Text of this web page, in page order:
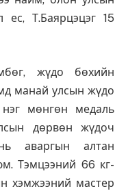
ес, Т.Баярцэцэг 15
жүдо бөхийн
манай улсын жүдо
мөнгөн медаль
дөрвөн жүдоч
аваргын алтан
Тэмцээний 66 кг-
хэмжээний мастер